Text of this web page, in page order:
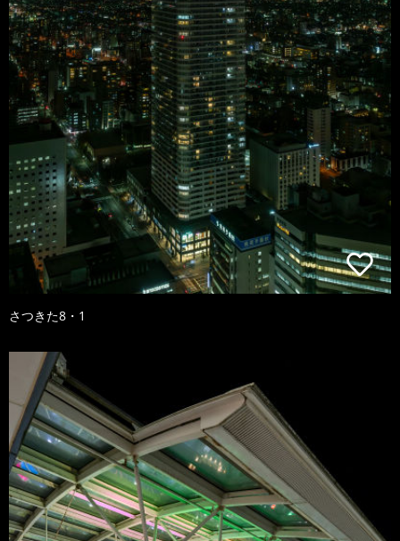
さつきた8・1